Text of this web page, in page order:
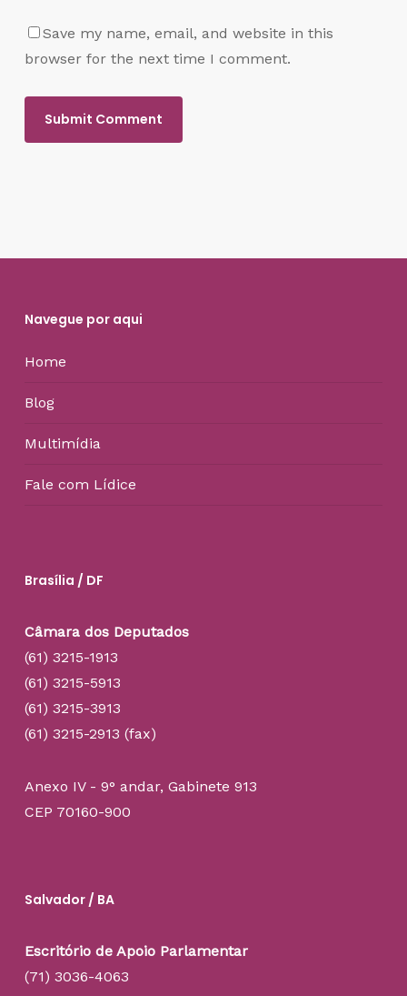
Save my name, email, and website in this
browser for the next time I comment.
Navegue por aqui
Home
Blog
Multimídia
Fale com Lídice
Brasília / DF
Câmara dos Deputados
(61) 3215-1913
(61) 3215-5913
(61) 3215-3913
(61) 3215-2913 (fax)
Anexo IV - 9° andar, Gabinete 913
CEP 70160-900
Salvador / BA
Escritório de Apoio Parlamentar
(71) 3036-4063